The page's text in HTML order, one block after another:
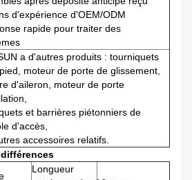
d'expérience d'OEM/ODM
rapide pour traiter des
a d'autres produits : tourniquets
moteur de porte de glissement,
d'aileron, moteur de porte
et barrières piétonniers de
d'accès,
accessoires relatifs.
Longueur